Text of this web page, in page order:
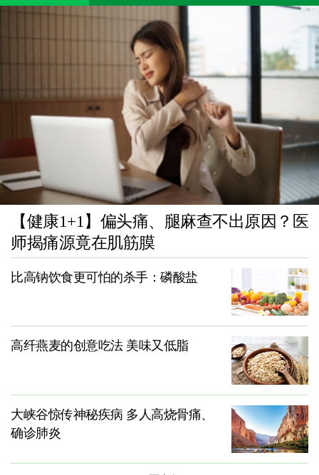
【健康1+1】偏头痛、腿麻查不出原因？医
师揭痛源竟在肌筋膜
比高钠饮食更可怕的杀手：磷酸盐
高纤燕麦的创意吃法 美味又低脂
大峡谷惊传神秘疾病 多人高烧骨痛、
确诊肺炎